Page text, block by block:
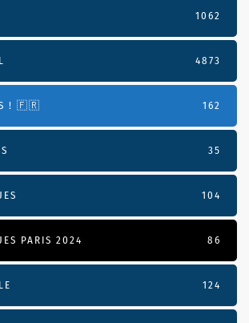
1062
4873
! 🇫🇷 162
35
104
PARIS 2024 86
124